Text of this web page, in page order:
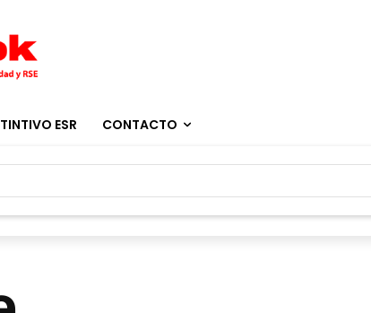
ESR CONTACTO